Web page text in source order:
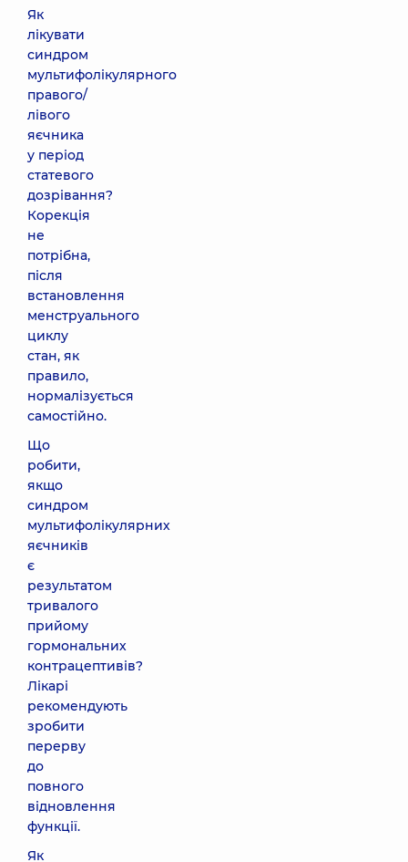
Як
лікувати
синдром
мультифолікулярного
правого/
лівого
яєчника
у період
статевого
дозрівання?
Корекція
не
потрібна,
після
встановлення
менструального
циклу
стан, як
правило,
нормалізується
самостійно.
Що
робити,
якщо
синдром
мультифолікулярних
яєчників
є
результатом
тривалого
прийому
гормональних
контрацептивів?
Лікарі
рекомендують
зробити
перерву
до
повного
відновлення
функції.
Як